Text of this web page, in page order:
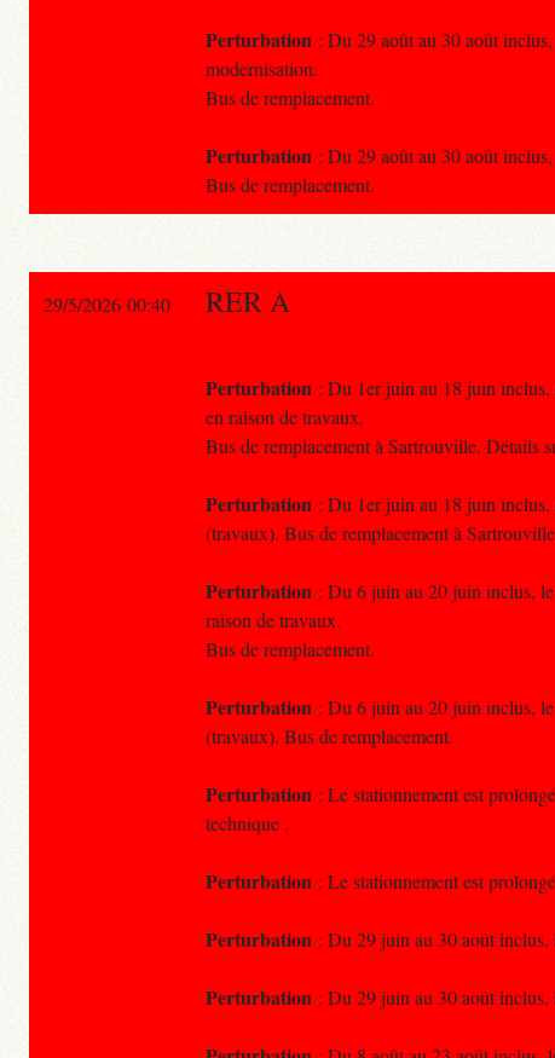
Perturbation : Du 29 août au 30 août
modernisation.
Bus de remplacement.
Perturbation : Du 29 août au 30 août
Bus de remplacement.
29/5/2026 00:40 RER A
Perturbation : Du 1er juin au 18 juin
en raison de travaux.
Bus de remplacement à Sartrouville. Détails
Perturbation : Du 1er juin au 18 juin
(travaux). Bus de remplacement à
Perturbation : Du 6 juin au 20 juin inclus,
raison de travaux.
Bus de remplacement.
Perturbation : Du 6 juin au 20 juin inclus,
(travaux). Bus de remplacement.
Perturbation : Le stationnement est
technique .
Perturbation : Le stationnement est
Perturbation : Du 29 juin au 30 août inclus,
Perturbation : Du 29 juin au 30 août inclus,